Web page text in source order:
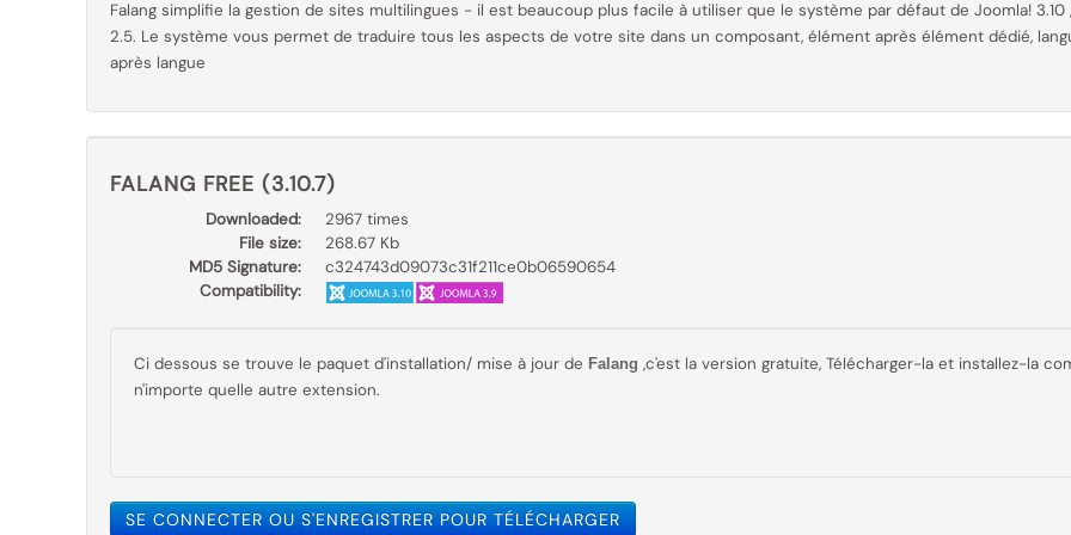
Falang simplifie la gestion de sites multilingues - il est beaucoup plus facile à utiliser que le système par défaut de Joomla! 3.10
2.5. Le système vous permet de traduire tous les aspects de votre site dans un composant, élément après élément dédié,
après langue
FALANG FREE (3.10.7)
Downloaded:
2967 times
File size:
268.67 Kb
MD5 Signature:
c324743d09073c31f211ce0b06590654
Compatibility:
Ci dessous se trouve le paquet d'installation/ mise à jour de Falang ,c'est la version gratuite, Télécharger-la et installez-la
n'importe quelle autre extension.
SE CONNECTER OU S'ENREGISTRER POUR TÉLÉCHARGER